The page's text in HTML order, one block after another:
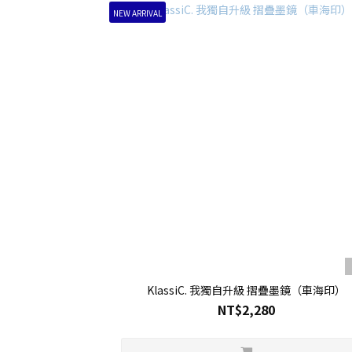
NEW ARRIVAL
KlassiC. 我獨自升級 摺疊墨鏡（車海印）
NT$2,280